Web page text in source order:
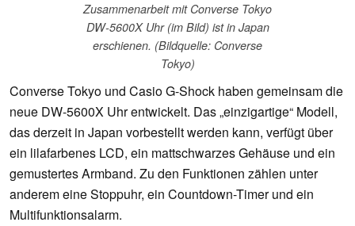
Zusammenarbeit mit Converse Tokyo
DW-5600X Uhr (im Bild) ist in Japan
erschienen. (Bildquelle: Converse
Tokyo)
Converse Tokyo und Casio G-Shock haben gemeinsam die
neue DW-5600X Uhr entwickelt. Das „einzigartige“ Modell,
das derzeit in Japan vorbestellt werden kann, verfügt über
ein lilafarbenes LCD, ein mattschwarzes Gehäuse und ein
gemustertes Armband. Zu den Funktionen zählen unter
anderem eine Stoppuhr, ein Countdown-Timer und ein
Multifunktionsalarm.